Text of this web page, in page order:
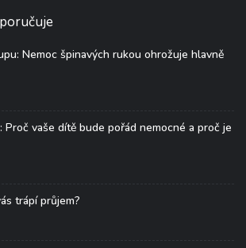
Nemoc špinavých rukou ohrožuje hlavně
Proč vaše dítě bude pořád nemocné a proč je
trápí průjem?